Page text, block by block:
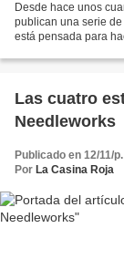
Desde hace unos
publican una serie de
está pensada para
Las cuatro
Needleworks
Publicado en 12/11/
Por La Casina Roja